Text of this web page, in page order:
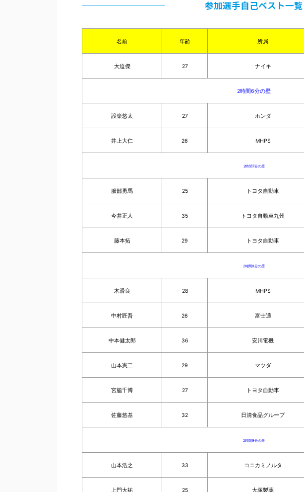
参加選手自己ベスト一覧
名前 年齢 所属
大迫傑 27 ナイキ
2時間6分の壁
設楽悠太 27 ホンダ
井上大仁 26 MHPS
2時間7分の壁
服部勇馬 25 トヨタ自動車
今井正人 35 トヨタ自動車九州
藤本拓 29 トヨタ自動車
2時間8分の壁
木滑良 28 MHPS
中村匠吾 26 富士通
中本健太郎 36 安川電機
山本憲二 29 マツダ
宮脇千博 27 トヨタ自動車
佐藤悠基 32 日清食品グループ
2時間9分の壁
山本浩之 33 コニカミノルタ
上門大祐 25 大塚製薬